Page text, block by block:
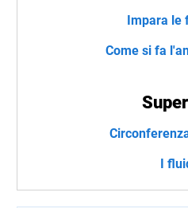
Impara le
Come si fa
I